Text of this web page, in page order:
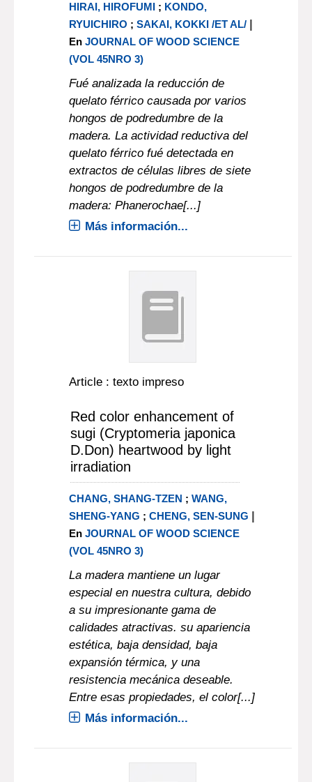
HIRAI, HIROFUMI; KONDO,
RYUICHIRO ; SAKAI, KOKKI /ET AL/ |
En JOURNAL OF WOOD SCIENCE
(VOL 45NRO 3)
Fué analizada la reducción de
quelato férrico causada por varios
hongos de podredumbre de la
madera. La actividad reductiva del
quelato férrico fué detectada en
extractos de células libres de siete
hongos de podredumbre de la
madera: Phanerochae[...]
Más información...
Article : texto impreso
Red color enhancement of
sugi (Cryptomeria japonica
D.Don) heartwood by light
irradiation
CHANG, SHANG-TZEN ; WANG,
SHENG-YANG ; CHENG, SEN-SUNG |
En JOURNAL OF WOOD SCIENCE
(VOL 45NRO 3)
La madera mantiene un lugar
especial en nuestra cultura, debido
a su impresionante gama de
calidades atractivas. su apariencia
estética, baja densidad, baja
expansión térmica, y una
resistencia mecánica deseable.
Entre esas propiedades, el color[...]
Más información...